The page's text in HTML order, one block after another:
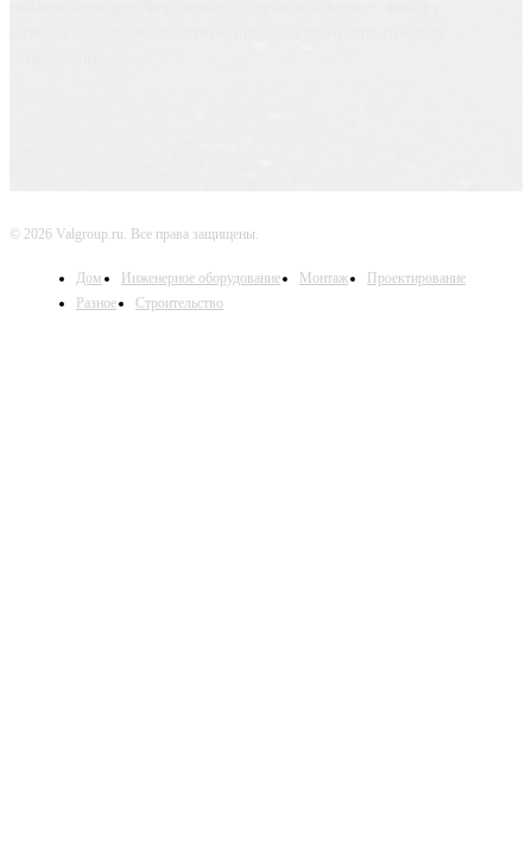
© 2026 Valgroup.ru. Все права защищены.
Дом Инженерное оборудование Монтаж
Проектирование
Разное
Строительство